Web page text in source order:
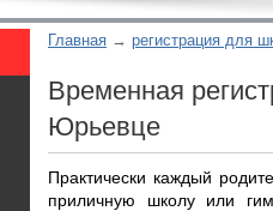
Главная регистрация для
Временная
Юрьевце
Практически каждый
приличную школу или